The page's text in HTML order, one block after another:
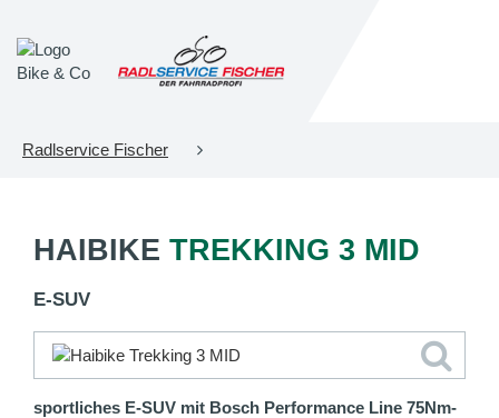
Radlservice Fischer
HAIBIKE TREKKING 3 MID
E-SUV
sportliches E-SUV mit Bosch Performance Line 75Nm-